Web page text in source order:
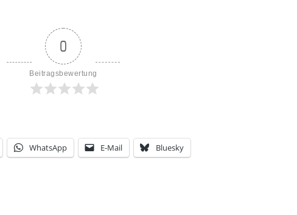
0
Beitragsbewertung
WhatsApp E-Mail Bluesky